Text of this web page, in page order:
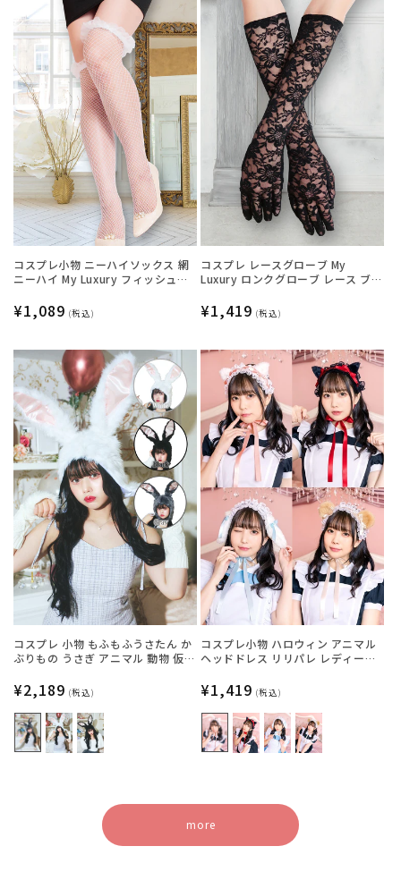
コスプレ小物 ニーハイソックス 網
ニーハイ My Luxury フィッシュネ
リーサイズ ホワイト【クリアスト
ーン】
通
価
格
¥1,089 (税込)
コスプレ レースグローブ My
Luxury ロンクグローブ レース ブラ
ック【クリアストーン】
通
価
¥1,419 (税込)
コスプレ 小物 もふもふうさたん か
ぶりもの うさぎ アニマル 動物 仮装
ック【クリアストーン】
通
常
価
格
¥2,189 (税込)
コスプレ小物 ハロウィン アニマル
ヘッドドレス リリパレ レディース
ぎ/くま【クリアストーン】
通
常
価
格
¥1,419 (税込)
more